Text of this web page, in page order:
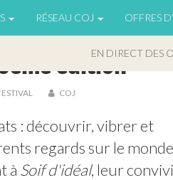
RÉSEAU COJ OFFRES
EN DIRECT DES
édition
COJ
: découvrir, vibrer et
regards sur le
à Soif d'idéal, leur